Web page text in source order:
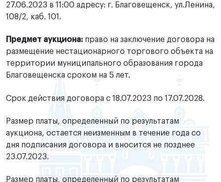
27.06.2023 в 11:00 адресу: г. Благовещенск, ул.Ленина,
108/2, каб. 101.
Предмет аукциона: право на заключение договора на
размещение нестационарного торгового объекта на
территории муниципального образования города
Благовещенска сроком на 5 лет.
Срок действия договора с 18.07.2023 по 17.07.2028.
Размер платы, определенный по результатам
аукциона, остается неизменным в течение года со
дня подписания договора и вносится не позднее
23.07.2023.
Размер платы, определенный по результатам